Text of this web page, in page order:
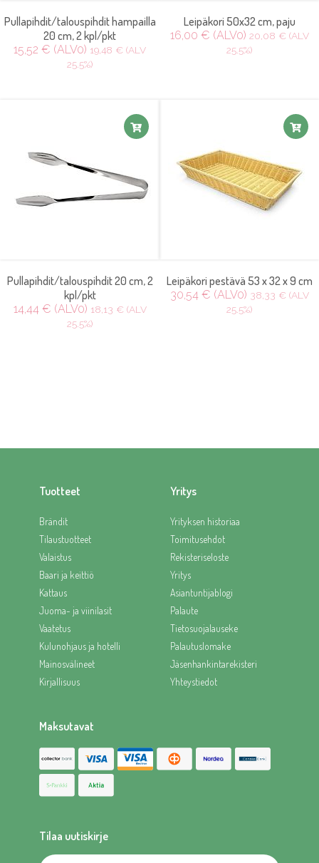
Pullapihdit/talouspihdit hampailla
20 cm, 2 kpl/pkt
15,52 € (ALV0) 19,48 € (ALV
25.5%)
Leipäkori 50x32 cm, paju
16,00 € (ALV0) 20,08 € (ALV
25.5%)
Pullapihdit/talouspihdit 20 cm, 2
kpl/pkt
14,44 € (ALV0) 18,13 € (ALV
25.5%)
Leipäkori pestävä 53 x 32 x 9 cm
30,54 € (ALV0) 38,33 € (ALV
25.5%)
Tuotteet
Brändit
Tilaustuotteet
Valaistus
Baari ja keittiö
Kattaus
Juoma- ja viinilasit
Vaatetus
Kulunohjaus ja hotelli
Mainosvälineet
Kirjallisuus
Yritys
Yrityksen historiaa
Toimitusehdot
Rekisteriseloste
Yritys
Asiantuntijablogi
Palaute
Tietosuojalauseke
Palautuslomake
Jäsenhankintarekisteri
Yhteystiedot
Maksutavat
Tilaa uutiskirje